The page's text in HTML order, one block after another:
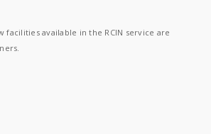
facilities available in the RCIN service are